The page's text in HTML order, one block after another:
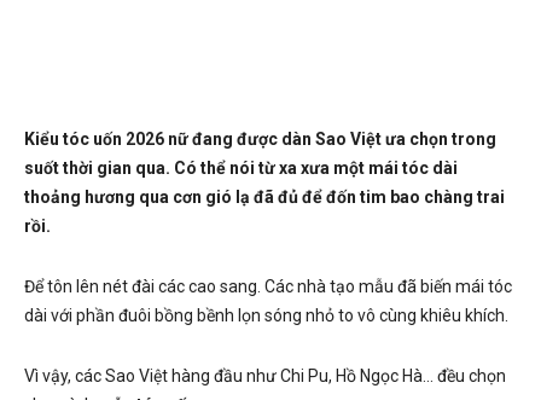
Kiểu tóc uốn 2026 nữ đang được dàn Sao Việt ưa chọn trong
suốt thời gian qua. Có thể nói từ xa xưa một mái tóc dài
thoảng hương qua cơn gió lạ đã đủ để đốn tim bao chàng trai
rồi.
Để tôn lên nét đài các cao sang. Các nhà tạo mẫu đã biến mái tóc
dài với phần đuôi bồng bềnh lọn sóng nhỏ to vô cùng khiêu khích.
Vì vậy, các Sao Việt hàng đầu như Chi Pu, Hồ Ngọc Hà… đều chọn